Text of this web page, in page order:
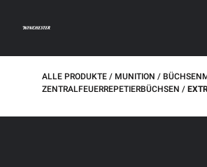
ALLE PRODUKTE MUNITION
ZENTRALFEUERREPETIERBÜCHSEN